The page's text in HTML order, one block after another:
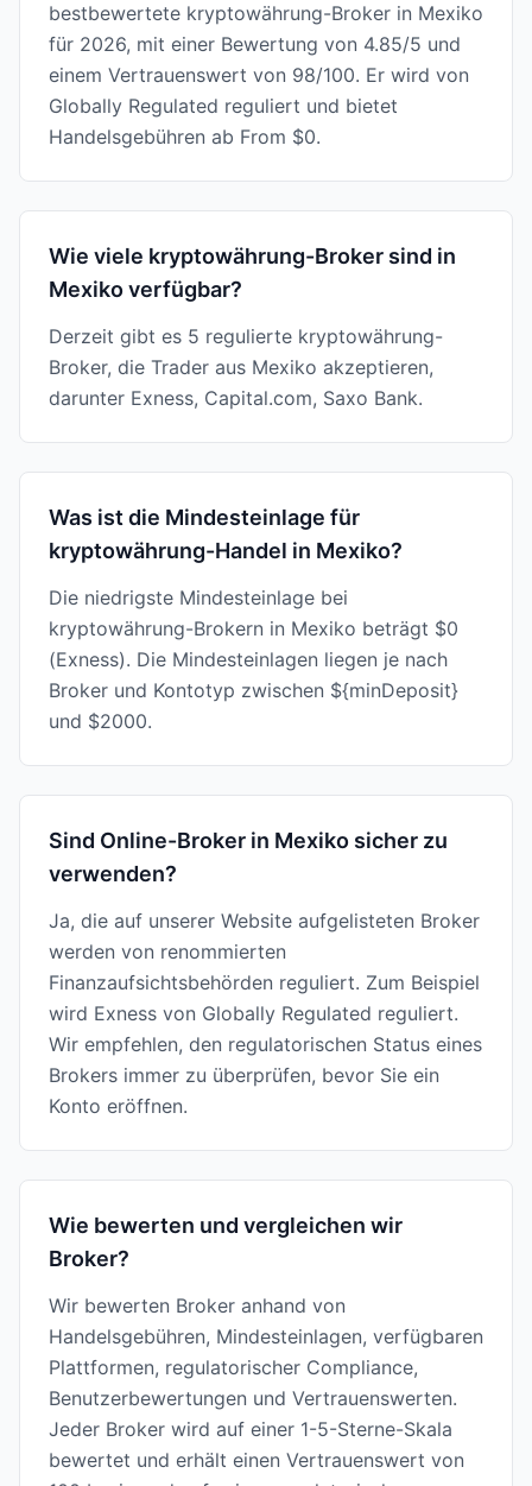
bestbewertete kryptowährung-Broker in Mexiko
für 2026, mit einer Bewertung von 4.85/5 und
einem Vertrauenswert von 98/100. Er wird von
Globally Regulated reguliert und bietet
Handelsgebühren ab From $0.
Wie viele kryptowährung-Broker sind in
Mexiko verfügbar?
Derzeit gibt es 5 regulierte kryptowährung-
Broker, die Trader aus Mexiko akzeptieren,
darunter Exness, Capital.com, Saxo Bank.
Was ist die Mindesteinlage für
kryptowährung-Handel in Mexiko?
Die niedrigste Mindesteinlage bei
kryptowährung-Brokern in Mexiko beträgt $0
(Exness). Die Mindesteinlagen liegen je nach
Broker und Kontotyp zwischen ${minDeposit}
und $2000.
Sind Online-Broker in Mexiko sicher zu
verwenden?
Ja, die auf unserer Website aufgelisteten Broker
werden von renommierten
Finanzaufsichtsbehörden reguliert. Zum Beispiel
wird Exness von Globally Regulated reguliert.
Wir empfehlen, den regulatorischen Status eines
Brokers immer zu überprüfen, bevor Sie ein
Konto eröffnen.
Wie bewerten und vergleichen wir
Broker?
Wir bewerten Broker anhand von
Handelsgebühren, Mindesteinlagen, verfügbaren
Plattformen, regulatorischer Compliance,
Benutzerbewertungen und Vertrauenswerten.
Jeder Broker wird auf einer 1-5-Sterne-Skala
bewertet und erhält einen Vertrauenswert von